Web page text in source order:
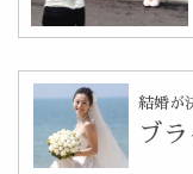
結婚が
ブ